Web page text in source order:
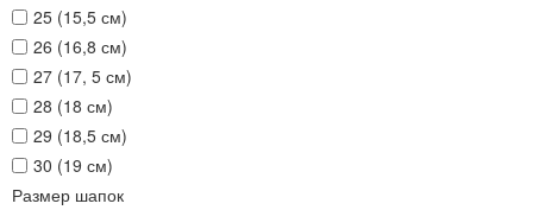
25 (15,5 см)
26 (16,8 см)
27 (17, 5 см)
28 (18 см)
29 (18,5 см)
30 (19 см)
Размер шапок